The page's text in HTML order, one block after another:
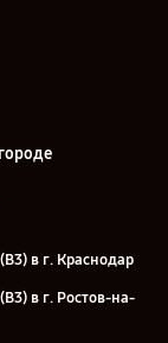
в г. Краснодар
в г. Ростов-на-